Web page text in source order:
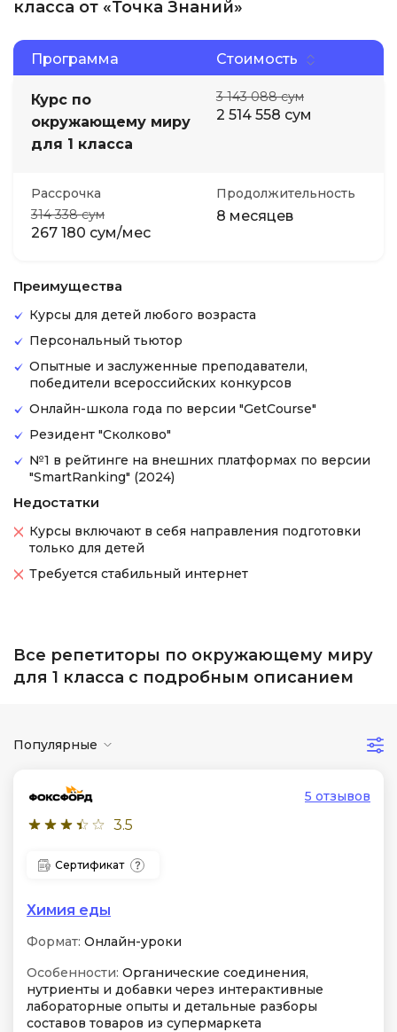
класса от «Точка Знаний»
Программа Стоимость
Курс по
окружающему миру
для 1 класса
3 143 088 сум
2 514 558 сум
Рассрочка
314 338 сум
267 180 сум/мес
Продолжительность
8 месяцев
Преимущества
Курсы для детей любого возраста
Персональный тьютор
Опытные и заслуженные преподаватели,
победители всероссийских конкурсов
Онлайн-школа года по версии "GetCourse"
Резидент "Сколково"
№1 в рейтинге на внешних платформах по версии
"SmartRanking" (2024)
Недостатки
Курсы включают в себя направления подготовки
только для детей
Требуется стабильный интернет
Все репетиторы по окружающему миру
для 1 класса с подробным описанием
Популярные
3.5
5 отзывов
Сертификат
Химия еды
Формат: Онлайн-уроки
Особенности: Органические соединения,
нутриенты и добавки через интерактивные
лабораторные опыты и детальные разборы
составов товаров из супермаркета